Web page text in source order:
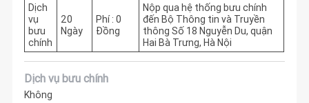
Dịch
vụ
bưu
chính
20
Ngày
Phí : 0
Đồng
Nộp qua hệ thống bưu chính
đến Bộ Thông tin và Truyền
thông Số 18 Nguyễn Du, quận
Hai Bà Trưng, Hà Nội
Dịch vụ bưu chính
Không